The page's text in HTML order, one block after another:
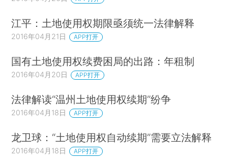
江平：土地使用权期限亟须统一法律解释
2016年04月21日 APP打开
国有土地使用权续费困局的出路：年租制
2016年04月20日 APP打开
法律解读“温州土地使用权续期”纷争
2016年04月18日 APP打开
龙卫球：“土地使用权自动续期”需要立法解释
2016年04月18日 APP打开